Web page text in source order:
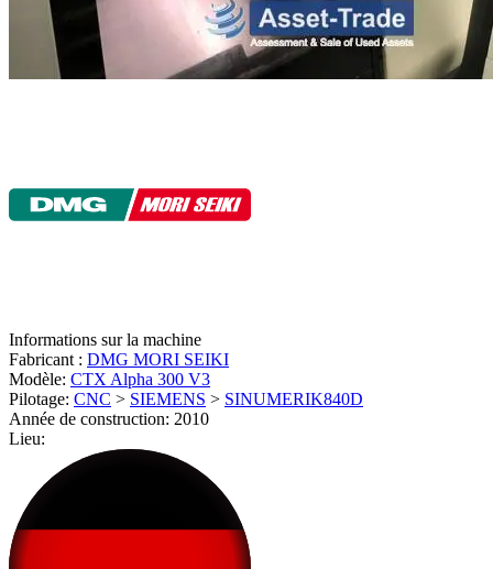
Informations sur la machine
Fabricant : DMG MORI SEIKI
Modèle: CTX Alpha 300 V3
Pilotage: CNC > SIEMENS > SINUMERIK840D
Année de construction: 2010
Lieu: